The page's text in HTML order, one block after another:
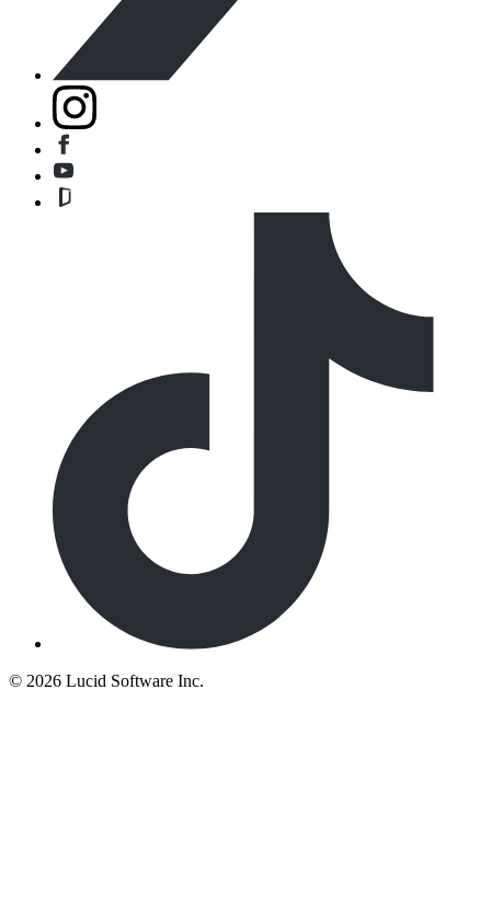
© 2026 Lucid Software Inc.